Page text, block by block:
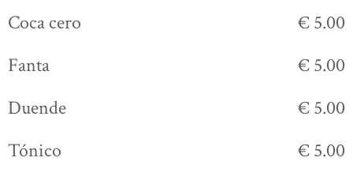
Coca cero
€ 5.00
Fanta
€ 5.00
Duende
€ 5.00
Tónico
€ 5.00